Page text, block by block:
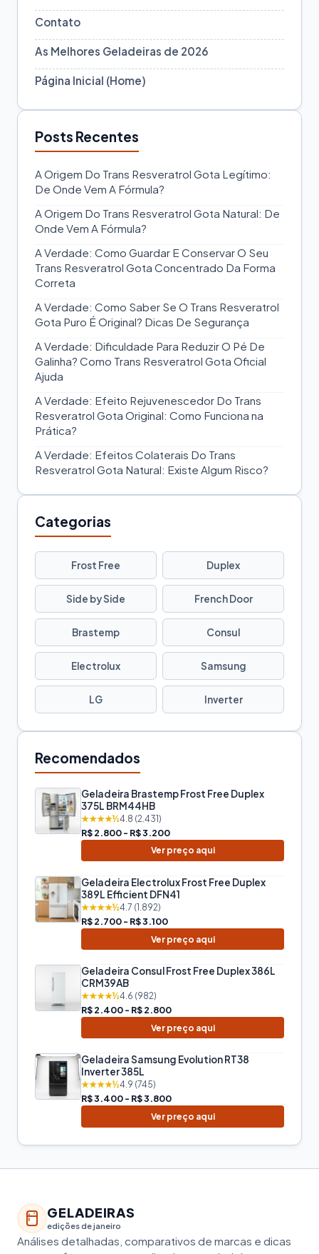
Contato
As Melhores Geladeiras de 2026
Página Inicial (Home)
Posts Recentes
A Origem Do Trans Resveratrol Gota Legítimo:
De Onde Vem A Fórmula?
A Origem Do Trans Resveratrol Gota Natural: De
Onde Vem A Fórmula?
A Verdade: Como Guardar E Conservar O Seu
Trans Resveratrol Gota Concentrado Da Forma
Correta
A Verdade: Como Saber Se O Trans Resveratrol
Gota Puro É Original? Dicas De Segurança
A Verdade: Dificuldade Para Reduzir O Pé De
Galinha? Como Trans Resveratrol Gota Oficial
Ajuda
A Verdade: Efeito Rejuvenescedor Do Trans
Resveratrol Gota Original: Como Funciona na
Prática?
A Verdade: Efeitos Colaterais Do Trans
Resveratrol Gota Natural: Existe Algum Risco?
Categorias
Frost Free Duplex
Side by Side French Door
Brastemp Consul
Electrolux Samsung
LG Inverter
Recomendados
Geladeira Brastemp Frost Free Duplex
375L BRM44HB
★★★★½4.8 (2.431)
R$ 2.800 - R$ 3.200
Ver preço aqui
Geladeira Electrolux Frost Free Duplex
389L Efficient DFN41
★★★★½4.7 (1.892)
R$ 2.700 - R$ 3.100
Ver preço aqui
Geladeira Consul Frost Free Duplex 386L
CRM39AB
★★★★½4.6 (982)
R$ 2.400 - R$ 2.800
Ver preço aqui
Geladeira Samsung Evolution RT38
Inverter 385L
★★★★½4.9 (745)
R$ 3.400 - R$ 3.800
Ver preço aqui
GELADEIRAS
edições de janeiro
Análises detalhadas, comparativos de marcas e dicas